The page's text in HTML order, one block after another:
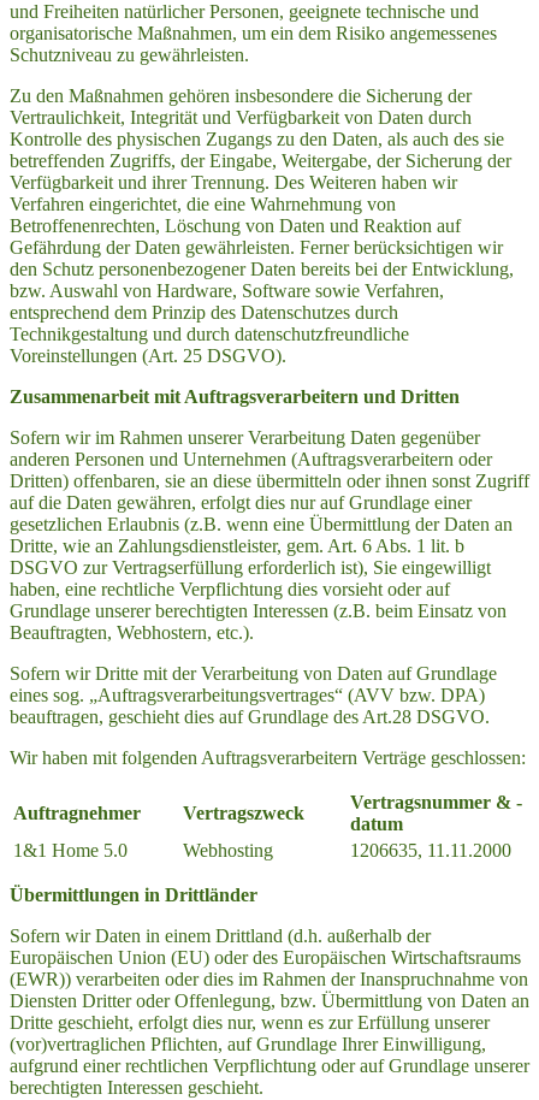
und Freiheiten natürlicher Personen, geeignete technische und
organisatorische Maßnahmen, um ein dem Risiko angemessenes
Schutzniveau zu gewährleisten.
Zu den Maßnahmen gehören insbesondere die Sicherung der
Vertraulichkeit, Integrität und Verfügbarkeit von Daten durch
Kontrolle des physischen Zugangs zu den Daten, als auch des sie
betreffenden Zugriffs, der Eingabe, Weitergabe, der Sicherung der
Verfügbarkeit und ihrer Trennung. Des Weiteren haben wir
Verfahren eingerichtet, die eine Wahrnehmung von
Betroffenenrechten, Löschung von Daten und Reaktion auf
Gefährdung der Daten gewährleisten. Ferner berücksichtigen wir
den Schutz personenbezogener Daten bereits bei der Entwicklung,
bzw. Auswahl von Hardware, Software sowie Verfahren,
entsprechend dem Prinzip des Datenschutzes durch
Technikgestaltung und durch datenschutzfreundliche
Voreinstellungen (Art. 25 DSGVO).
Zusammenarbeit mit Auftragsverarbeitern und Dritten
Sofern wir im Rahmen unserer Verarbeitung Daten gegenüber
anderen Personen und Unternehmen (Auftragsverarbeitern oder
Dritten) offenbaren, sie an diese übermitteln oder ihnen sonst Zugriff
auf die Daten gewähren, erfolgt dies nur auf Grundlage einer
gesetzlichen Erlaubnis (z.B. wenn eine Übermittlung der Daten an
Dritte, wie an Zahlungsdienstleister, gem. Art. 6 Abs. 1 lit. b
DSGVO zur Vertragserfüllung erforderlich ist), Sie eingewilligt
haben, eine rechtliche Verpflichtung dies vorsieht oder auf
Grundlage unserer berechtigten Interessen (z.B. beim Einsatz von
Beauftragten, Webhostern, etc.).
Sofern wir Dritte mit der Verarbeitung von Daten auf Grundlage
eines sog. „Auftragsverarbeitungsvertrages“ (AVV bzw. DPA)
beauftragen, geschieht dies auf Grundlage des Art.28 DSGVO.
Wir haben mit folgenden Auftragsverarbeitern Verträge geschlossen:
Auftragnehmer Vertragszweck
Vertragsnummer & -
datum
1&1 Home 5.0
Webhosting 1206635, 11.11.2000
Übermittlungen in Drittländer
Sofern wir Daten in einem Drittland (d.h. außerhalb der
Europäischen Union (EU) oder des Europäischen Wirtschaftsraums
(EWR)) verarbeiten oder dies im Rahmen der Inanspruchnahme von
Diensten Dritter oder Offenlegung, bzw. Übermittlung von Daten an
Dritte geschieht, erfolgt dies nur, wenn es zur Erfüllung unserer
(vor)vertraglichen Pflichten, auf Grundlage Ihrer Einwilligung,
aufgrund einer rechtlichen Verpflichtung oder auf Grundlage unserer
berechtigten Interessen geschieht.